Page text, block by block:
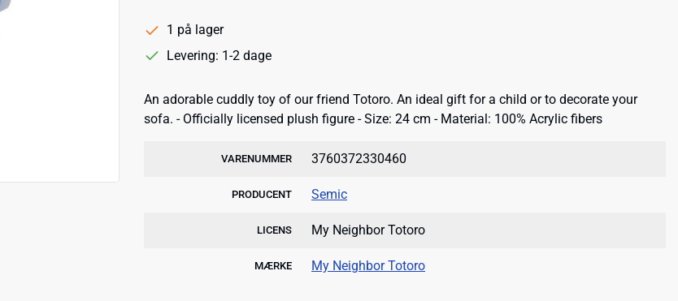
1 på lager
Levering: 1-2 dage
An adorable cuddly toy of our friend Totoro. An ideal gift for a child or to decorate your
sofa. - Officially licensed plush figure - Size: 24 cm - Material: 100% Acrylic fibers
VARENUMMER 3760372330460
PRODUCENT Semic
LICENS My Neighbor Totoro
MÆRKE My Neighbor Totoro